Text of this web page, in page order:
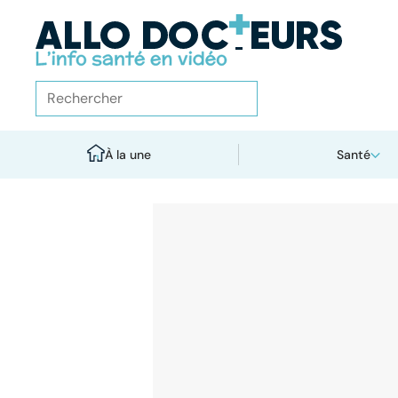
À la une Santé